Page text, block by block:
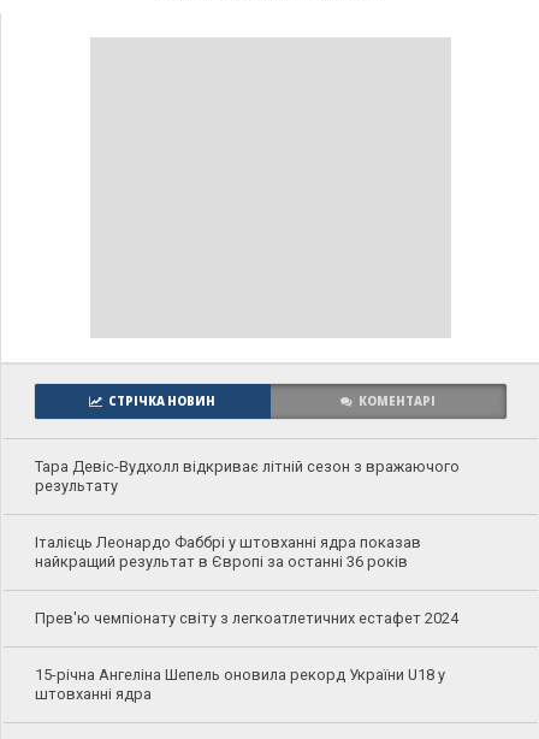
СТРІЧКА НОВИН КОМЕНТАРІ
Тара Девіс-Вудхолл відкриває літній сезон з вражаючого
результату
Італієць Леонардо Фаббрі у штовханні ядра показав
найкращий результат в Європі за останні 36 років
Прев'ю чемпіонату світу з легкоатлетичних естафет 2024
15-річна Ангеліна Шепель оновила рекорд України U18 у
штовханні ядра